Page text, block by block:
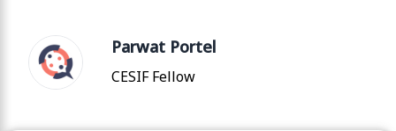
Parwat Portel
CESIF Fellow